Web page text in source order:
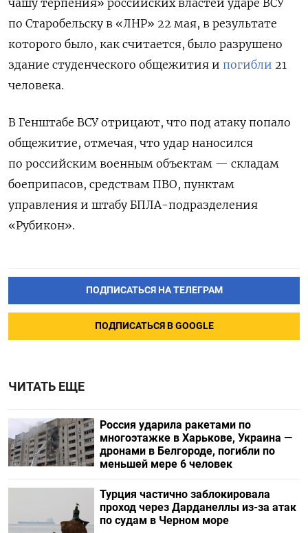
по Старобельску в «ЛНР» 22 мая, в результате
которого было, как считается, было разрушено
здание студенческого общежития и погибли 21
человека.
В Генштабе ВСУ отрицают, что под атаку попало
общежитие, отмечая, что удар наносился
по российским военным объектам — складам
боеприпасов, средствам ПВО, пунктам
управления и штабу БПЛА-подразделения
«Рубикон».
ПОДПИСАТЬСЯ НА ТЕЛЕГРАМ
ПОДПИСАТЬСЯ В GOOGLE
ЧИТАТЬ ЕЩЕ
Россия ударила ракетами по
многоэтажке в Харькове, Украина —
дронами в Белгороде, погибли по
меньшей мере 6 человек
Турция частично заблокировала
проход через Дарданеллы из-за атак
по судам в Черном море